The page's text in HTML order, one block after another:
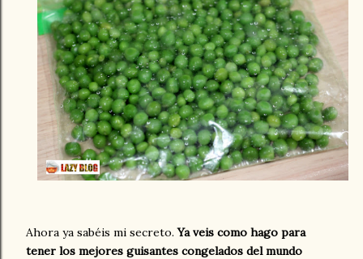
Ahora ya sabéis mi secreto.Ya veis como hago para
tener los mejores guisantes congelados del mundo